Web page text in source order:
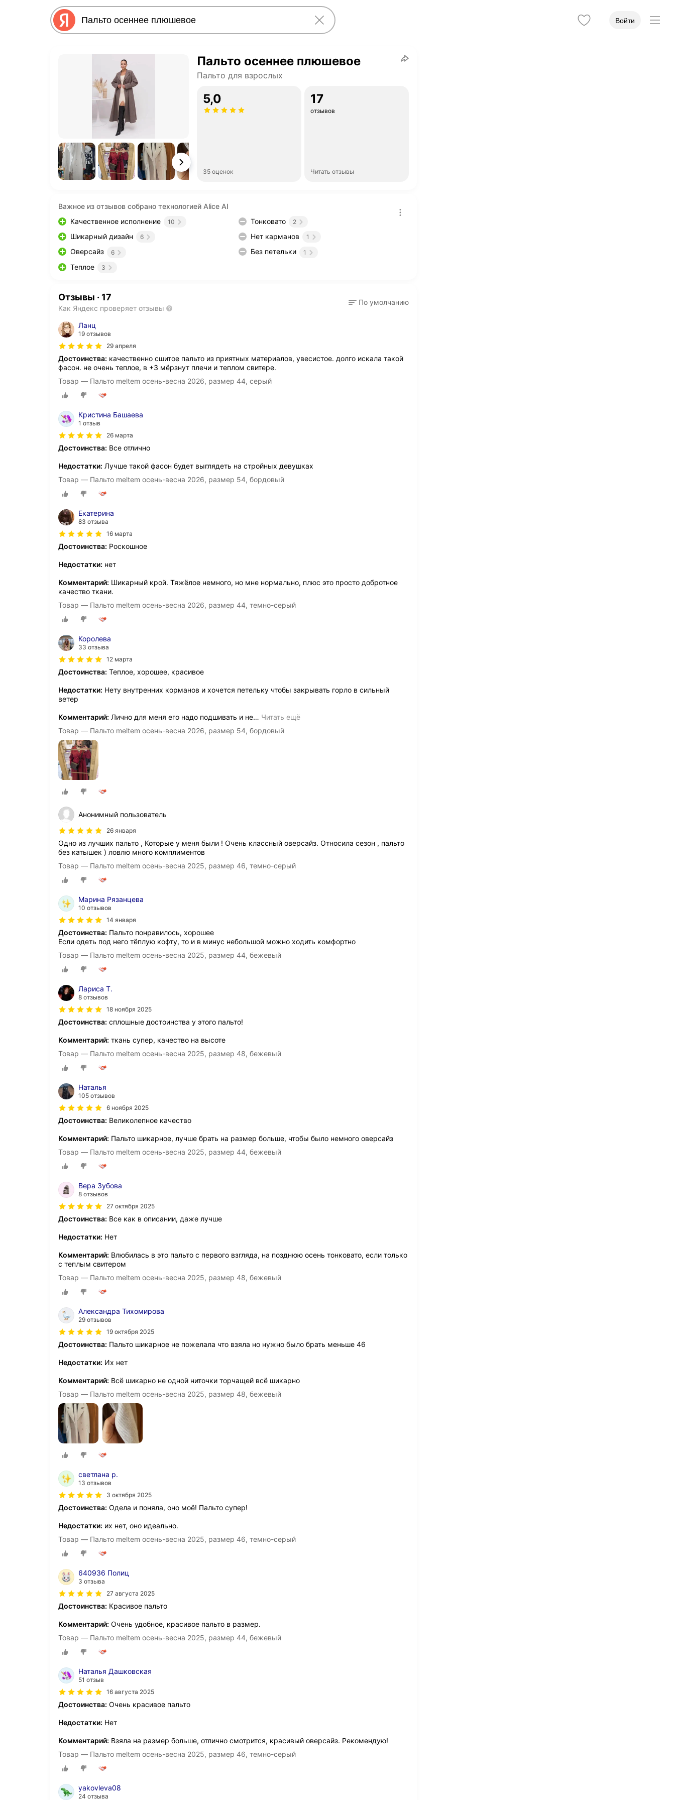
Войти
Пальто осеннее плюшевое
Пальто для взрослых
5,0
35 оценок
17
отзывов
Читать отзывы
Важное из отзывов собрано технологией Alice AI
Качественное исполнение
10
Шикарный дизайн 6
Оверсайз 6
Теплое 3
Тонковато 2
Нет карманов 1
Без петельки 1
Отзывы · 17
Как Яндекс проверяет отзывы
По умолчанию
Ланц
19 отзывов
29 апреля
Достоинства: качественно сшитое пальто из приятных материалов, увесистое. долго искала такой
фасон. не очень теплое, в +3 мёрзнут плечи и теплом свитере.
Товар — Пальто meltem осень-весна 2026, размер 44, серый
Кристина Башаева
1 отзыв
26 марта
Достоинства: Все отлично
Недостатки: Лучше такой фасон будет выглядеть на стройных девушках
Товар — Пальто meltem осень-весна 2026, размер 54, бордовый
Екатерина
83 отзыва
16 марта
Достоинства: Роскошное
Недостатки: нет
Комментарий: Шикарный крой. Тяжёлое немного, но мне нормально, плюс это просто добротное
качество ткани.
Товар — Пальто meltem осень-весна 2026, размер 44, темно-серый
Королева
33 отзыва
12 марта
Достоинства: Теплое, хорошее, красивое
Недостатки: Нету внутренних корманов и хочется петельку чтобы закрывать горло в сильный
ветер
Комментарий: Лично для меня его надо подшивать и не… Читать ещё
Товар — Пальто meltem осень-весна 2026, размер 54, бордовый
Анонимный пользователь
26 января
Одно из лучших пальто , Которые у меня были ! Очень классный оверсайз. Относила сезон , пальто
без катышек ) ловлю много комплиментов
Товар — Пальто meltem осень-весна 2025, размер 46, темно-серый
Марина Рязанцева
10 отзывов
14 января
Достоинства: Пальто понравилось, хорошее
Если одеть под него тёплую кофту, то и в минус небольшой можно ходить комфортно
Товар — Пальто meltem осень-весна 2025, размер 44, бежевый
Лариса Т.
8 отзывов
18 ноября 2025
Достоинства: сплошные достоинства у этого пальто!
Комментарий: ткань супер, качество на высоте
Товар — Пальто meltem осень-весна 2025, размер 48, бежевый
Наталья
105 отзывов
6 ноября 2025
Достоинства: Великолепное качество
Комментарий: Пальто шикарное, лучше брать на размер больше, чтобы было немного оверсайз
Товар — Пальто meltem осень-весна 2025, размер 44, бежевый
Вера Зубова
8 отзывов
27 октября 2025
Достоинства: Все как в описании, даже лучше
Недостатки: Нет
Комментарий: Влюбилась в это пальто с первого взгляда, на позднюю осень тонковато, если только
с теплым свитером
Товар — Пальто meltem осень-весна 2025, размер 48, бежевый
Александра Тихомирова
29 отзывов
19 октября 2025
Достоинства: Пальто шикарное не пожелала что взяла но нужно было брать меньше 46
Недостатки: Их нет
Комментарий: Всё шикарно не одной ниточки торчащей всё шикарно
Товар — Пальто meltem осень-весна 2025, размер 48, бежевый
светлана р.
13 отзывов
3 октября 2025
Достоинства: Одела и поняла, оно моё! Пальто супер!
Недостатки: их нет, оно идеально.
Товар — Пальто meltem осень-весна 2025, размер 46, темно-серый
640936 Полиц
3 отзыва
27 августа 2025
Достоинства: Красивое пальто
Комментарий: Очень удобное, красивое пальто в размер.
Товар — Пальто meltem осень-весна 2025, размер 44, бежевый
Наталья Дашковская
51 отзыв
16 августа 2025
Достоинства: Очень красивое пальто
Недостатки: Нет
Комментарий: Взяла на размер больше, отлично смотрится, красивый оверсайз. Рекомендую!
Товар — Пальто meltem осень-весна 2025, размер 46, темно-серый
yakovleva08
24 отзыва